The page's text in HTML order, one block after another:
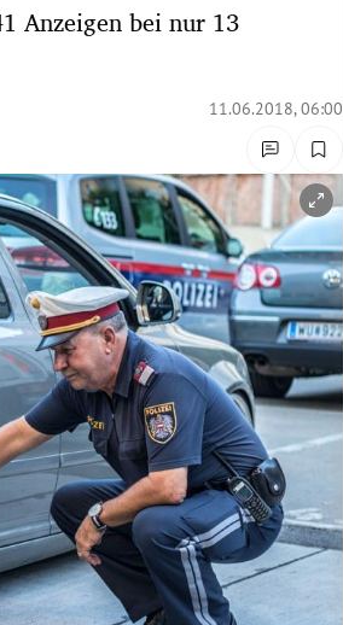
Anzeigen bei nur 13
11.06.2018, 06:00